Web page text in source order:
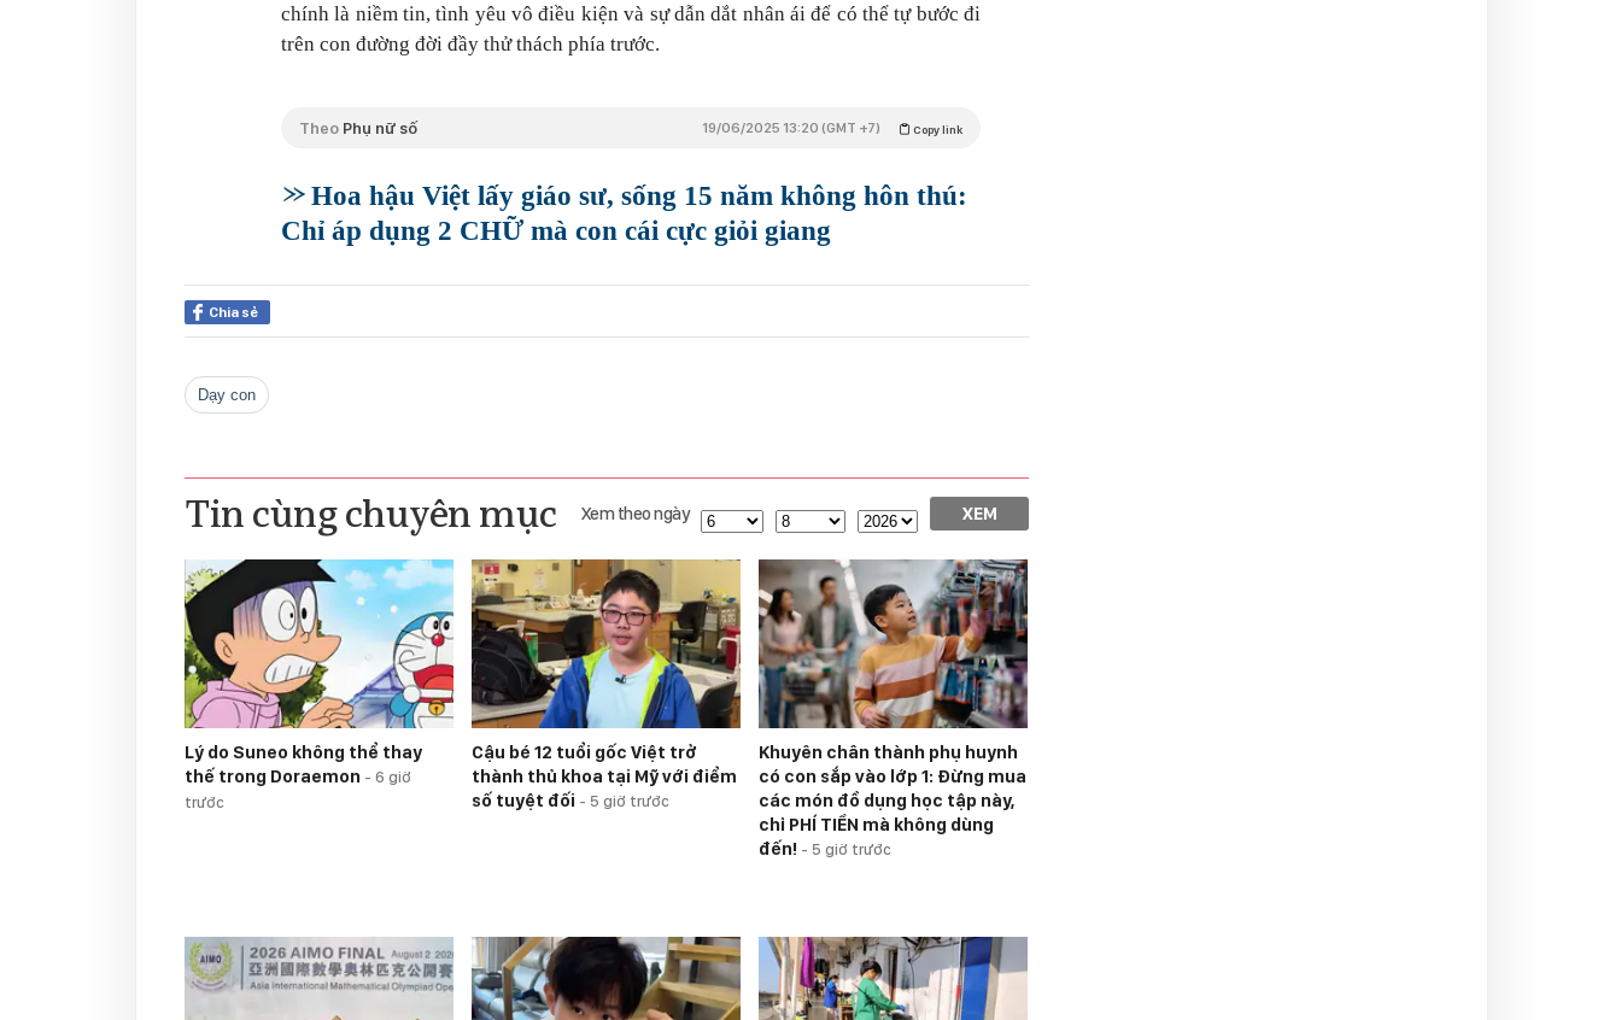
chính là niềm tin, tình yêu vô điều kiện và sự dẫn dắt nhân ái để có thể tự bước đi
trên con đường đời đầy thử thách phía trước.
Theo Phụ nữ số Copy link
19/06/2025 13:20 (GMT +7)
Hoa hậu Việt lấy giáo sư, sống 15 năm không hôn thú:
Chỉ áp dụng 2 CHỮ mà con cái cực giỏi giang
Chia sẻ
dạy con
Tin cùng chuyên mục Xem theo ngày XEM
Lý do Suneo không thể thay
thế trong Doraemon - 6 giờ
trước
Cậu bé 12 tuổi gốc Việt trở
thành thủ khoa tại Mỹ với điểm
số tuyệt đối - 5 giờ trước
Khuyên chân thành phụ huynh
có con sắp vào lớp 1: Đừng mua
các món đồ dụng học tập này,
chỉ PHÍ TIỀN mà không dùng
đến! - 5 giờ trước